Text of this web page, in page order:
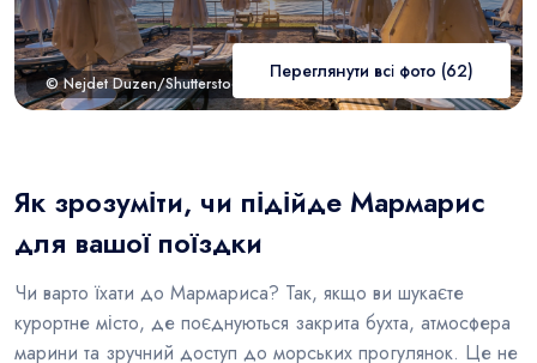
© Nejdet Duzen/Shutterstock.com
Переглянути всі фото (62)
Як зрозуміти, чи підійде Мармарис
для вашої поїздки
Чи варто їхати до Мармариса? Так, якщо ви шукаєте
курортне місто, де поєднуються закрита бухта, атмосфера
марини та зручний доступ до морських прогулянок. Це не